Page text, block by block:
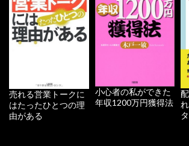
売れる営業トークに
はたったひとつの理
由がある
小心者の私ができた
年収1200万円獲得法